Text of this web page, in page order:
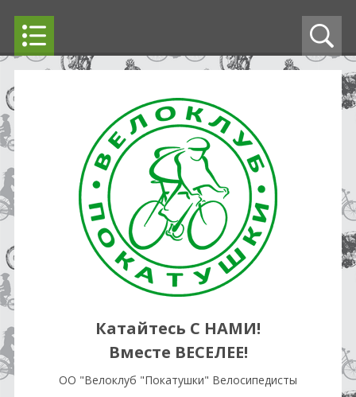
Катайтесь С НАМИ!
Вместе ВЕСЕЛЕЕ!
OO "Велоклуб "Покатушки" Велосипедисты